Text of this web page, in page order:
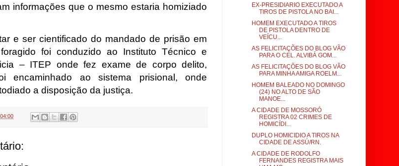
informações que o mesmo estaria homiziado
e ser cientificado do mandado de prisão em
foi conduzido ao Instituto Técnico e
– ITEP onde fez exame de corpo delito,
encaminhado ao sistema prisional, onde
a disposição da justiça.
EX-PRESIDIARIO EXECUTADO A
TIROS DE PISTOLA NO BAI...
HOMEM EXECUTADO A TIROS
DE PISTOLA DENTRO DE
VEÍCU...
AS FELICITAÇÕES DO BLOG VÃO
PARA O CEL. ALVIBÁ GOM...
AS FELICITAÇÕES DO BLOG VÃO
PARA MINHA AMIGA ROELM...
HOMEM BALEADO NO DOMINGO
(24) NO ALTO DE SÃO
MANOE...
A CIDADE DE MOSSORÓ
REGISTRA 02 CRIMES DE
HOMICÍDI...
DUPLO HOMICIDIO A TIROS NA
CIDADE DE ASSÚ/RN.
A CIDADE DE RODOLFO
FERNANDES REGISTRA MAIS